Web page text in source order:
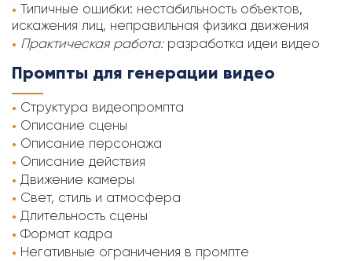
Типичные ошибки: нестабильность объектов,
искажения лиц, неправильная физика движения
Практическая работа:разработка идеи видео
Промпты для генерации видео
Структура видеопромпта
Описание сцены
Описание персонажа
Описание действия
Движение камеры
Свет, стиль и атмосфера
Длительность сцены
Формат кадра
Негативные ограничения в промпте